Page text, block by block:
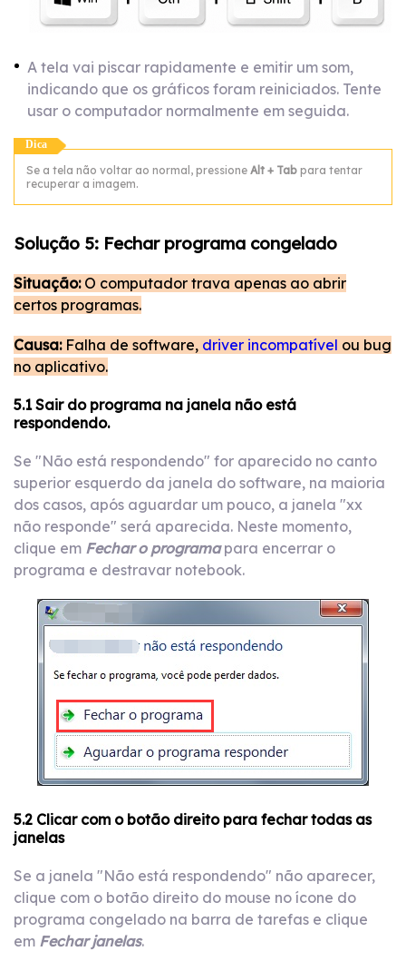
A tela vai piscar rapidamente e emitir um som,
indicando que os gráficos foram reiniciados. Tente
usar o computador normalmente em seguida.
Dica
Se a tela não voltar ao normal, pressione Alt + Tab para tentar
recuperar a imagem.
Solução 5: Fechar programa congelado
Situação: O computador trava apenas ao abrir
certos programas.
Causa: Falha de software, driver incompatível ou bug
no aplicativo.
5.1 Sair do programa na janela não está
respondendo.
Se "Não está respondendo" for aparecido no canto
superior esquerdo da janela do software, na maioria
dos casos, após aguardar um pouco, a janela "xx
não responde" será aparecida. Neste momento,
clique em Fechar o programapara encerrar o
programa e destravar notebook.
5.2 Clicar com o botão direito para fechar todas as
janelas
Se a janela "Não está respondendo" não aparecer,
clique com o botão direito do mouse no ícone do
programa congelado na barra de tarefas e clique
em Fechar janelas.